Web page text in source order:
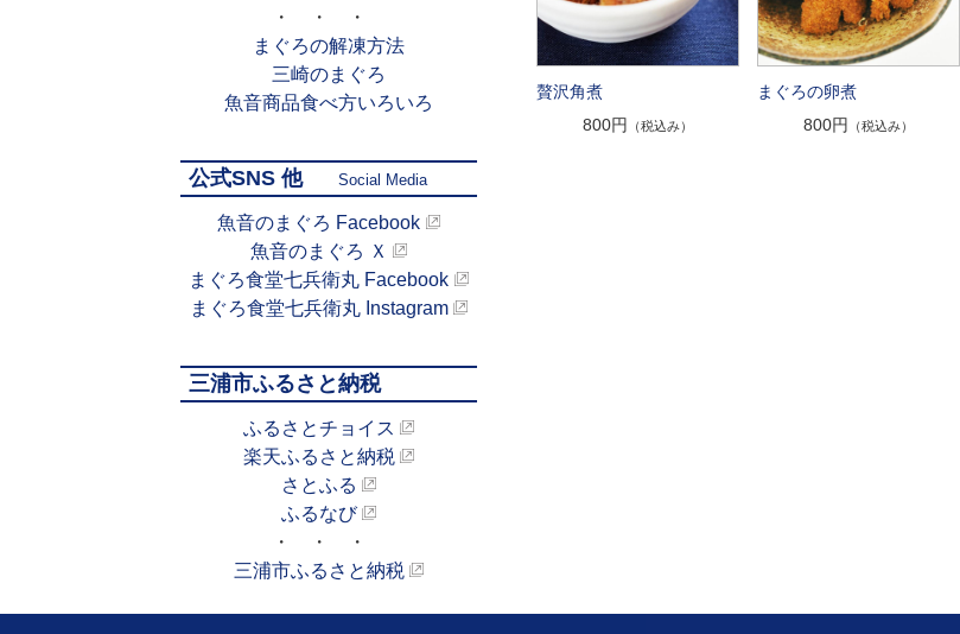
贅沢角煮
800円
（税込み）
まぐろの卵煮
800円
（税込み）
・ ・ ・
まぐろの解凍方法
三崎のまぐろ
魚音商品食べ方いろいろ
公式SNS 他 Social Media
魚音のまぐろ Facebook
魚音のまぐろ Ｘ
まぐろ食堂七兵衛丸 Facebook
まぐろ食堂七兵衛丸 Instagram
三浦市ふるさと納税
ふるさとチョイス
楽天ふるさと納税
さとふる
ふるなび
・ ・ ・
三浦市ふるさと納税